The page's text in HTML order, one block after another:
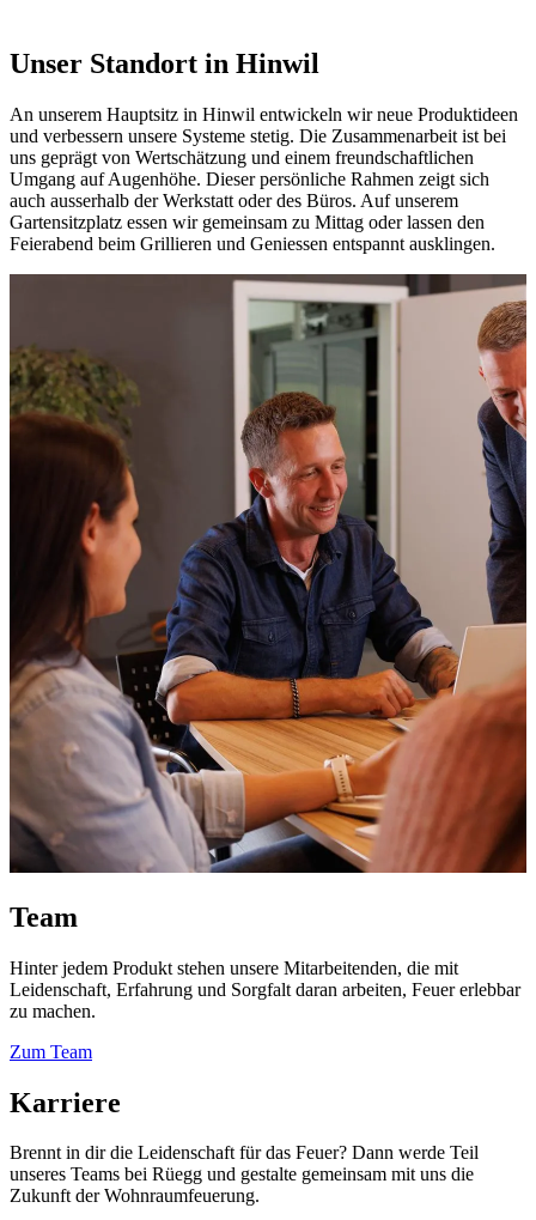
Unser Standort in Hinwil
An unserem Hauptsitz in Hinwil entwickeln wir neue Produktideen
und verbessern unsere Systeme stetig. Die Zusammenarbeit ist bei
uns geprägt von Wertschätzung und einem freundschaftlichen
Umgang auf Augenhöhe. Dieser persönliche Rahmen zeigt sich
auch ausserhalb der Werkstatt oder des Büros. Auf unserem
Gartensitzplatz essen wir gemeinsam zu Mittag oder lassen den
Feierabend beim Grillieren und Geniessen entspannt ausklingen.
Team
Hinter jedem Produkt stehen unsere Mitarbeitenden, die mit
Leidenschaft, Erfahrung und Sorgfalt daran arbeiten, Feuer erlebbar
zu machen.
Zum Team
Karriere
Brennt in dir die Leidenschaft für das Feuer? Dann werde Teil
unseres Teams bei Rüegg und gestalte gemeinsam mit uns die
Zukunft der Wohnraumfeuerung.